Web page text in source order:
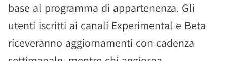
base al programma di appartenenza. Gli
utenti iscritti ai canali Experimental e Beta
riceveranno aggiornamenti con cadenza